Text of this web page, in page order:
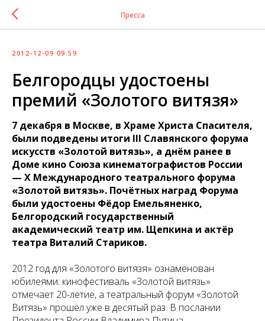
Пресса
2012-12-09 09:59
Белгородцы удостоены
премий «Золотого витязя»
7 декабря в Москве, в Храме Христа Спасителя,
были подведены итоги III Славянского форума
искусств «Золотой витязь», а днём ранее в
Доме кино Союза кинематографистов России
— X Международного театрального форума
«Золотой витязь». Почётных наград Форума
были удостоены Фёдор Емельяненко,
Белгородский государственный
академический театр им. Щепкина и актёр
театра Виталий Стариков.
2012 год для «Золотого витязя» ознаменован
юбилеями: кинофестиваль «Золотой витязь»
отмечает 20-летие, а театральный форум «Золотой
Витязь» прошёл уже в десятый раз. В послании